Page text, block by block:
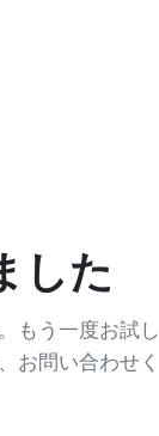
した
もう一度お試し
お問い合わせく